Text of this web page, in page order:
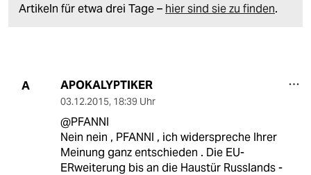
Artikeln für etwa drei Tage – hier sind sie zu finden.
A APOKALYPTIKER
03.12.2015, 18:39 Uhr
@PFANNI
Nein nein , PFANNI , ich widerspreche Ihrer
Meinung ganz entschieden . Die EU-
ERweiterung bis an die Haustür Russlands -